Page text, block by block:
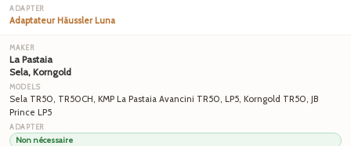
Adaptateur Häussler Luna
La Pastaia
Sela, Korngold
Sela TR50, TR50CH, KMP La Pastaia Avancini TR50, LP5, Korngold TR50, JB
Prince LP5
Non nécessaire